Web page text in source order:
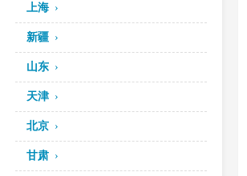
上海
新疆
山东
天津
北京
甘肃